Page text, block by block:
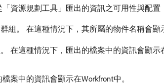
資源規劃工具」匯出的資訊之可用性與配置
組。 在這種情況下，其所屬的物件名稱會顯
在這種情況下，匯出的檔案中的資訊會顯示
案中的資訊會顯示在Workfront中。